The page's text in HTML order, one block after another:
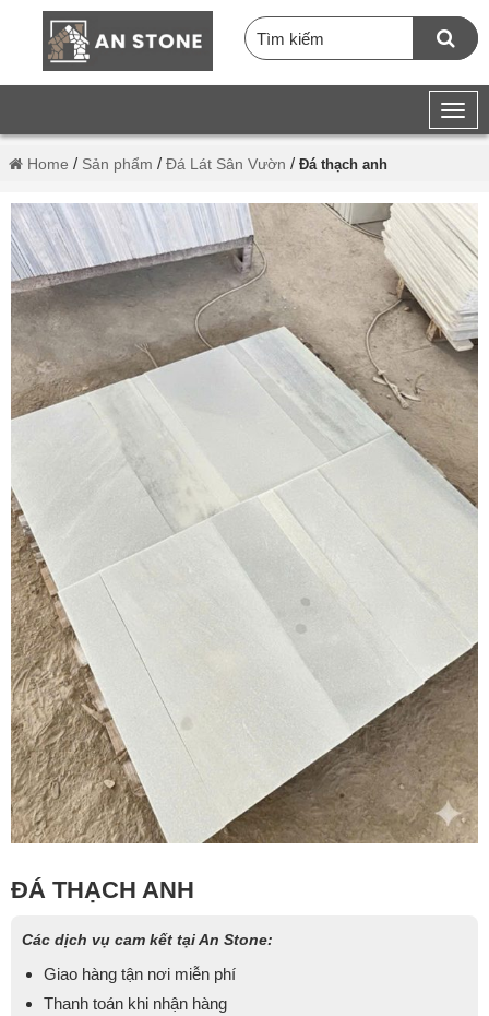
Home / Sản phẩm / Đá Lát Sân Vườn / Đá thạch anh
ĐÁ THẠCH ANH
Các dịch vụ cam kết tại An Stone:
Giao hàng tận nơi miễn phí
Thanh toán khi nhận hàng